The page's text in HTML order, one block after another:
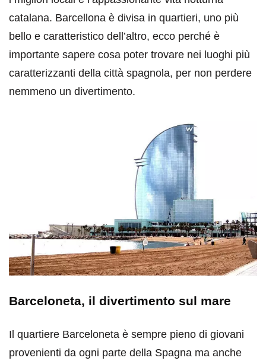
catalana. Barcellona è divisa in quartieri, uno più
bello e caratteristico dell’altro, ecco perché è
importante sapere cosa poter trovare nei luoghi più
caratterizzanti della città spagnola, per non perdere
nemmeno un divertimento.
Barceloneta, il divertimento sul mare
Il quartiere Barceloneta è sempre pieno di giovani
provenienti da ogni parte della Spagna ma anche